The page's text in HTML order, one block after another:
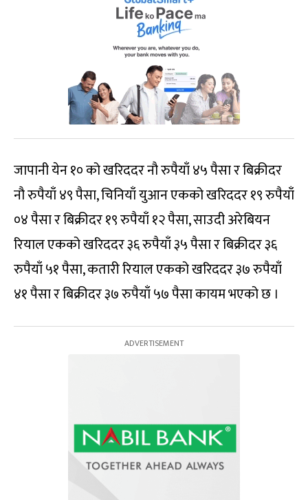
जापानी येन १० को खरिददर नौ रुपैयाँ ४५ पैसा र बिक्रीदर
नौ रुपैयाँ ४९ पैसा, चिनियाँ युआन एकको खरिददर १९ रुपैयाँ
०४ पैसा र बिक्रीदर १९ रुपैयाँ १२ पैसा, साउदी अरेबियन
रियाल एकको खरिददर ३६ रुपैयाँ ३५ पैसा र बिक्रीदर ३६
रुपैयाँ ५१ पैसा, कतारी रियाल एकको खरिददर ३७ रुपैयाँ
४१ पैसा र बिक्रीदर ३७ रुपैयाँ ५७ पैसा कायम भएको छ ।